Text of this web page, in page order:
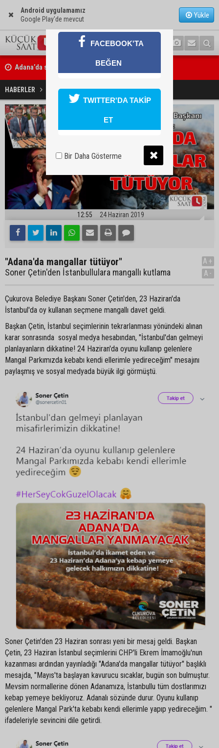
Android uygulamamız
Google Play'de mevcut
Yükle
Adana’da sıcağın boyutu: Asfaltta yumurta pişti
HABERLER GÜNDEM "Adana'da mangallar tütüyor"
12:55 24 Haziran 2019
"Adana'da mangallar tütüyor"
Soner Çetin'den İstanbullulara mangallı kutlama
A+
A-
Çukurova Belediye Başkanı Soner Çetin'den, 23 Haziran'da
İstanbul'da oy kullanan seçmene mangallı davet geldi.
Başkan Çetin, İstanbul seçimlerinin tekrarlanması yönündeki alınan
karar sonrasında sosyal medya hesabından, "İstanbul'dan gelmeyi
planlayanların dikkatine! 24 Haziran'da oyunu kullanıp gelenlere
Mangal Parkımızda kebabı kendi ellerimle yedireceğim" mesajını
paylaşmış ve sosyal medyada büyük ilgi görmüştü.
Soner Çetin'den 23 Haziran sonrası yeni bir mesaj geldi. Başkan
Çetin, 23 Haziran İstanbul seçimlerini CHP'li Ekrem İmamoğlu'nun
kazanması ardından yayınladığı "Adana'da mangallar tütüyor" başlıklı
mesajda, "Mayıs'ta başlayan kavurucu sıcaklar, bugün son bulmuştur.
Mevsim normallerine dönen Adanamıza, İstanbullu tüm dostlarımızı
kebap yemeye bekliyoruz. Adanalı sözünde durur. Oyunu kullanıp
gelenlere Mangal Park'ta kebabı kendi ellerimle yapıp yedireceğim. "
ifadeleriyle sevincini dile getirdi.
FACEBOOK'TA
BEĞEN
TWITTER'DA TAKİP
ET
Bir Daha Gösterme